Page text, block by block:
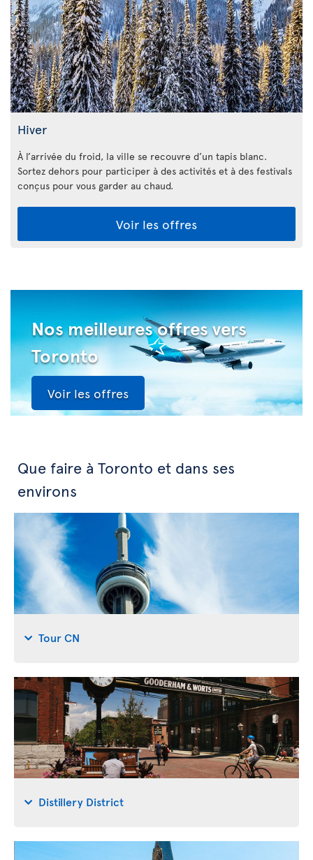
Hiver
À l’arrivée du froid, la ville se recouvre d’un tapis blanc.
Sortez dehors pour participer à des activités et à des festivals
conçus pour vous garder au chaud.
Voir les offres
Nos meilleures offres vers
Toronto
Voir les offres
Que faire à Toronto et dans ses
environs
Tour CN
Distillery District